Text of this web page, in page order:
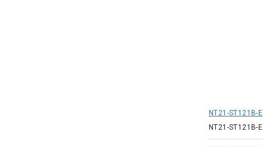
NT21-ST121B-E
NT21-ST121B-E